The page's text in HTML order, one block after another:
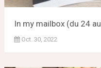
In my mailbox (du 24
Oct. 30, 2022